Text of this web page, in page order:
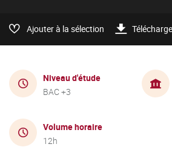
Ajouter à la sélection
Niveau d'étude
BAC +3
Volume horaire
12h